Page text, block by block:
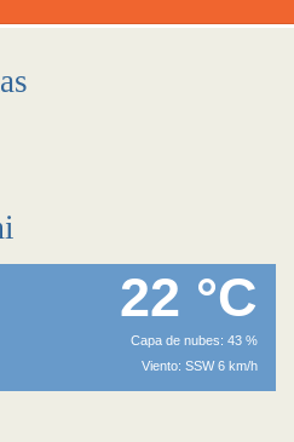
22 °C
Capa de nubes: 43 %
Viento: SSW 6 km/h